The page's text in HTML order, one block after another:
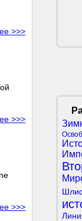
>>>
>>>
>>>